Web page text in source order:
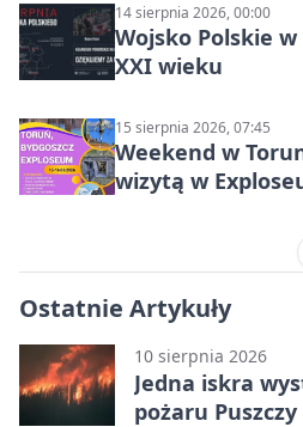
14 sierpnia 2026, 00:00
Wojsko Polskie w
XXI wieku
15 sierpnia 2026, 07:45
Weekend w
wizytą w
Ostatnie Artykuły
10 sierpnia 2026
Jedna iskra
pożaru